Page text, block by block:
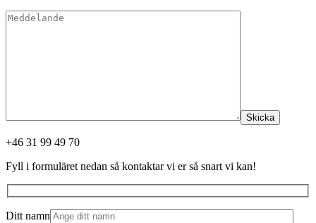
Skicka
+46 31 99 49 70
Fyll i formuläret nedan så kontaktar vi er så snart vi kan!
Ditt namn